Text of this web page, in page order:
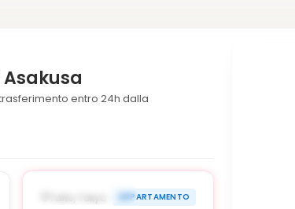
entro 24h dalla
DISPONIBILE ORA
‹ ›
Taito, Tokyo APPARTAMENTO